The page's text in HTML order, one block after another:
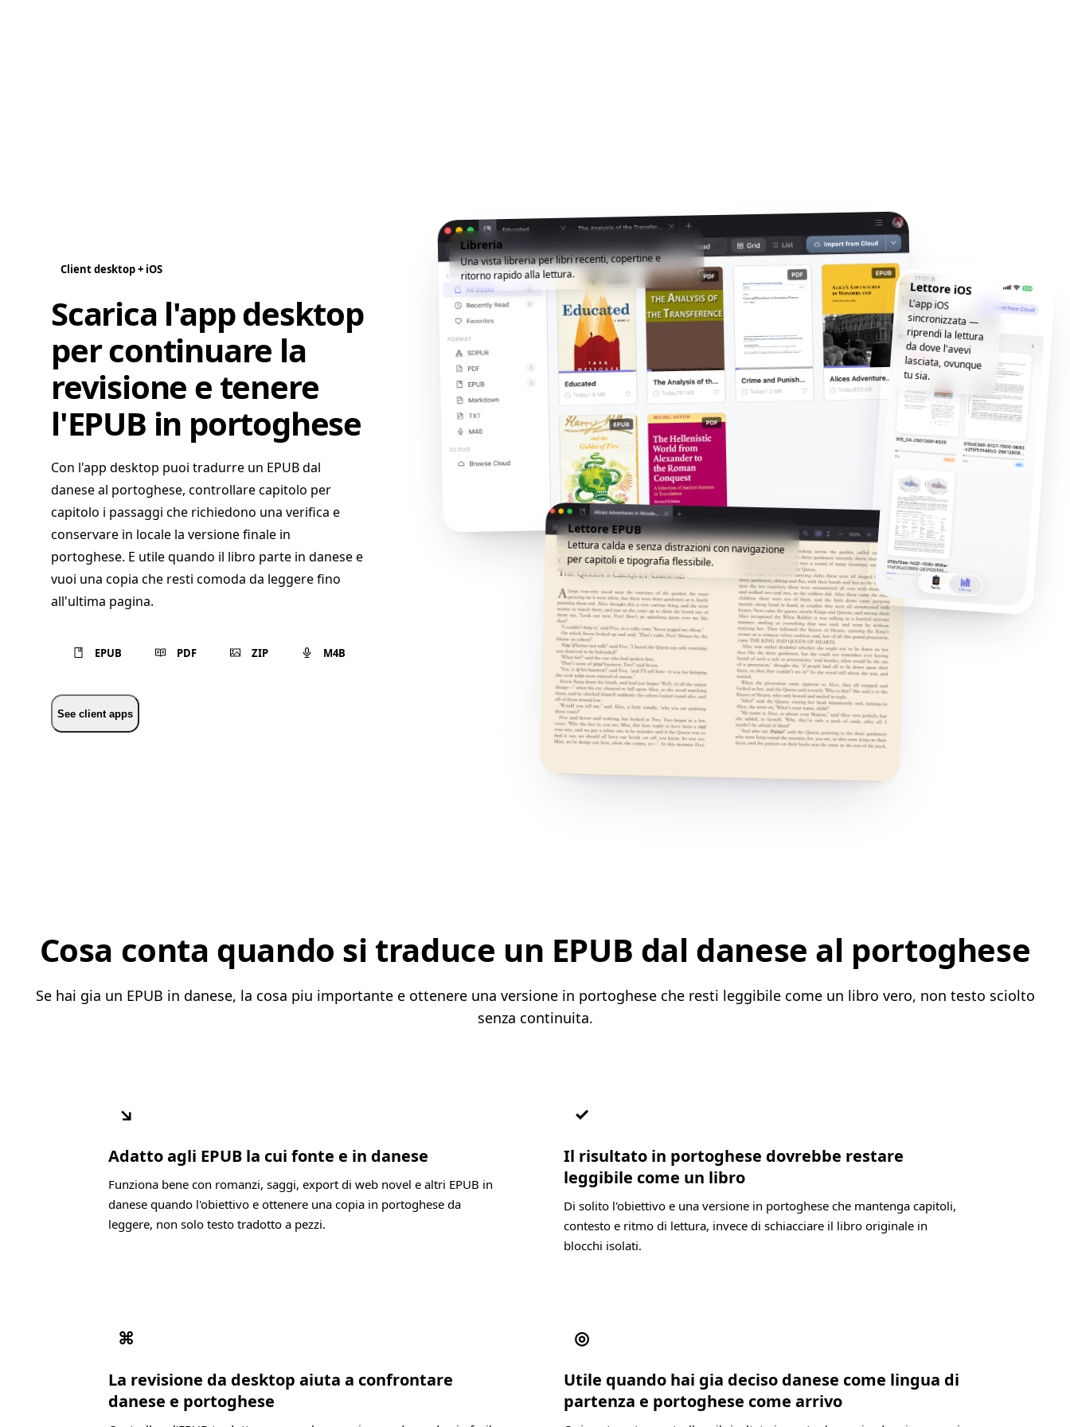
Client desktop + iOS
Scarica l'app desktop
per continuare la
revisione e tenere
l'EPUB in portoghese
Con l'app desktop puoi tradurre un EPUB dal
danese al portoghese, controllare capitolo per
capitolo i passaggi che richiedono una verifica e
conservare in locale la versione finale in
portoghese. E utile quando il libro parte in danese e
vuoi una copia che resti comoda da leggere fino
all'ultima pagina.
EPUB PDF ZIP M4B
See client apps
Libreria
Una vista libreria per libri recenti, copertine e
ritorno rapido alla lettura.
Lettore EPUB
Lettura calda e senza distrazioni con navigazione
per capitoli e tipografia flessibile.
Lettore iOS
L'app iOS
sincronizzata —
riprendi la lettura
da dove l'avevi
lasciata, ovunque
tu sia.
Cosa conta quando si traduce un EPUB dal danese al portoghese
Se hai gia un EPUB in danese, la cosa piu importante e ottenere una versione in portoghese che resti leggibile come un libro vero, non testo sciolto
senza continuita.
↘
Adatto agli EPUB la cui fonte e in danese
Funziona bene con romanzi, saggi, export di web novel e altri EPUB in
danese quando l'obiettivo e ottenere una copia in portoghese da
leggere, non solo testo tradotto a pezzi.
✓
Il risultato in portoghese dovrebbe restare
leggibile come un libro
Di solito l'obiettivo e una versione in portoghese che mantenga capitoli,
contesto e ritmo di lettura, invece di schiacciare il libro originale in
blocchi isolati.
⌘
La revisione da desktop aiuta a confrontare
danese e portoghese
◎
Utile quando hai gia deciso danese come lingua di
partenza e portoghese come arrivo